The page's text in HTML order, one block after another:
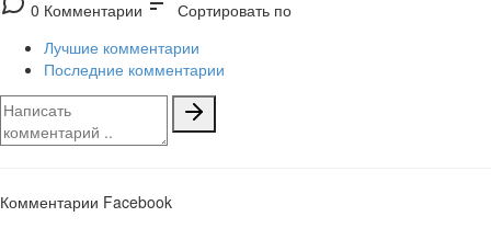
0 Комментарии
Сортировать по
Лучшие комментарии
Последние комментарии
Комментарии Facebook